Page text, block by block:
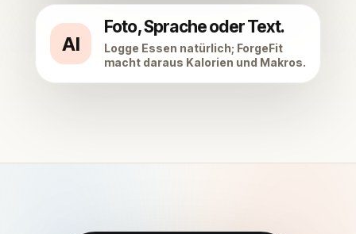
AI
Foto, Sprache oder Text.
Logge Essen natürlich; ForgeFit
macht daraus Kalorien und Makros.